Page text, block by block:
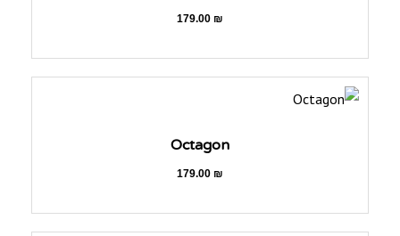
179.00₪
Octagon
179.00₪